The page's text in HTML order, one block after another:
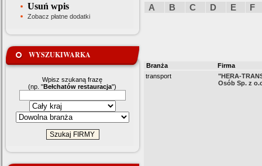
Usuń wpis
Zobacz płatne dodatki
WYSZUKIWARKA
Wpisz szukaną frazę
(np. "Bełchatów restauracja")
A B C D E F
Branża
Firma
transport
"HERA-
Osób Sp. z